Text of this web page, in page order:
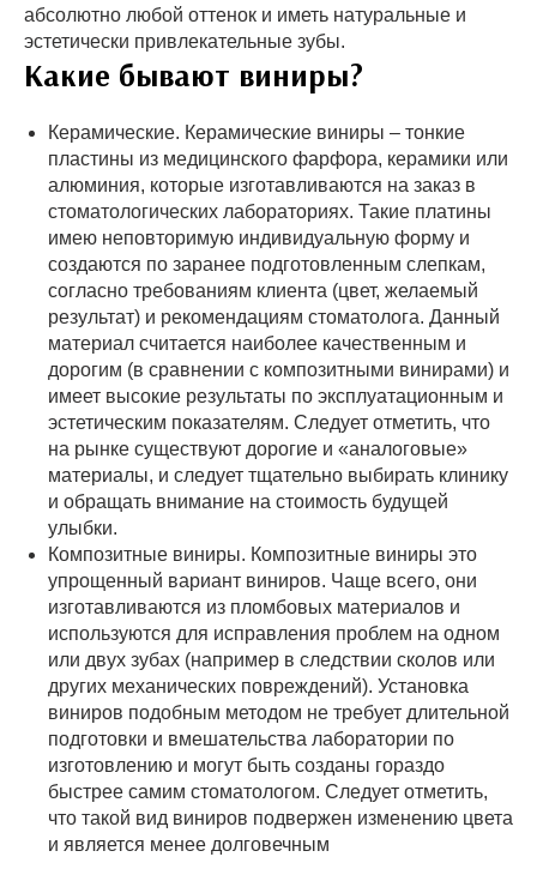
абсолютно любой оттенок и иметь натуральные и
эстетически привлекательные зубы.
Какие бывают виниры?
Керамические. Керамические виниры – тонкие
пластины из медицинского фарфора, керамики или
алюминия, которые изготавливаются на заказ в
стоматологических лабораториях. Такие платины
имею неповторимую индивидуальную форму и
создаются по заранее подготовленным слепкам,
согласно требованиям клиента (цвет, желаемый
результат) и рекомендациям стоматолога. Данный
материал считается наиболее качественным и
дорогим (в сравнении с композитными винирами) и
имеет высокие результаты по эксплуатационным и
эстетическим показателям. Следует отметить, что
на рынке существуют дорогие и «аналоговые»
материалы, и следует тщательно выбирать клинику
и обращать внимание на стоимость будущей
улыбки.
Композитные виниры. Композитные виниры это
упрощенный вариант виниров. Чаще всего, они
изготавливаются из пломбовых материалов и
используются для исправления проблем на одном
или двух зубах (например в следствии сколов или
других механических повреждений). Установка
виниров подобным методом не требует длительной
подготовки и вмешательства лаборатории по
изготовлению и могут быть созданы гораздо
быстрее самим стоматологом. Следует отметить,
что такой вид виниров подвержен изменению цвета
и является менее долговечным